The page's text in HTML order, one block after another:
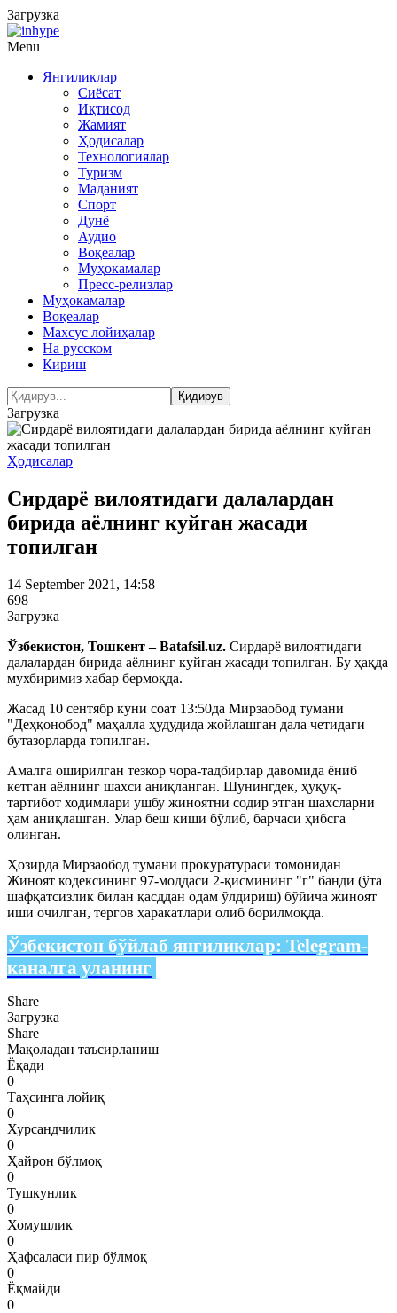
Загрузка
Menu
Янгиликлар
Сиёсат
Иқтисод
Жамият
Ҳодисалар
Технологиялар
Туризм
Маданият
Спорт
Дунё
Аудио
Воқеалар
Муҳокамалар
Пресс-релизлар
Муҳокамалар
Воқеалар
Махсус лойиҳалар
На русском
Кириш
Загрузка
Ҳодисалар
Сирдарё вилоятидаги далалардан
бирида аёлнинг куйган жасади
топилган
14 September 2021, 14:58
698
Загрузка
Ўзбекистон, Тошкент – Batafsil.uz. Сирдарё вилоятидаги
далалардан бирида аёлнинг куйган жасади топилган. Бу ҳақда
мухбиримиз хабар бермоқда.
Жасад 10 сентябр куни соат 13:50да Мирзаобод тумани
"Деҳқонобод" маҳалла ҳудудида жойлашган дала четидаги
бутазорларда топилган.
Амалга оширилган тезкор чора-тадбирлар давомида ёниб
кетган аёлнинг шахси аниқланган. Шунингдек, ҳуқуқ-
тартибот ходимлари ушбу жиноятни содир этган шахсларни
ҳам аниқлашган. Улар беш киши бўлиб, барчаси ҳибсга
олинган.
Ҳозирда Мирзаобод тумани прокуратураси томонидан
Жиноят кодексининг 97-моддаси 2-қисмининг "г" банди (ўта
шафқатсизлик билан қасддан одам ўлдириш) бўйича жиноят
иши очилган, тергов ҳаракатлари олиб борилмоқда.
Ўзбекистон бўйлаб янгиликлар: Telegram-
каналга уланинг
Share
Загрузка
Share
Мақоладан таъсирланиш
Ёқади
0
Таҳсинга лойиқ
0
Хурсандчилик
0
Ҳайрон бўлмоқ
0
Тушкунлик
0
Хомушлик
0
Ҳафсаласи пир бўлмоқ
0
Ёқмайди
0